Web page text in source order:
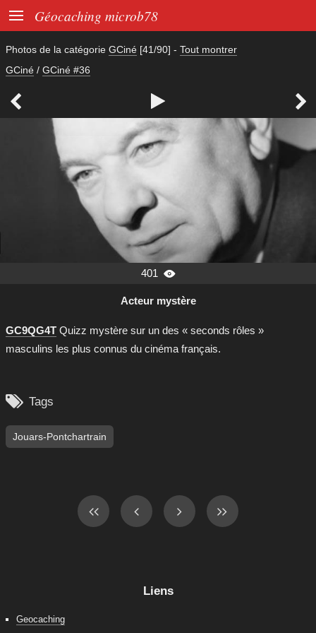
 Géocaching microb78
Photos de la catégorie GCiné [41/90] - Tout montrer
GCiné / GCiné #36
  
401 
Acteur mystère
GC9QG4T Quizz mystère sur un des « seconds rôles »
masculins les plus connus du cinéma français.
 Tags
Jouars-Pontchartrain
Liens
Geocaching